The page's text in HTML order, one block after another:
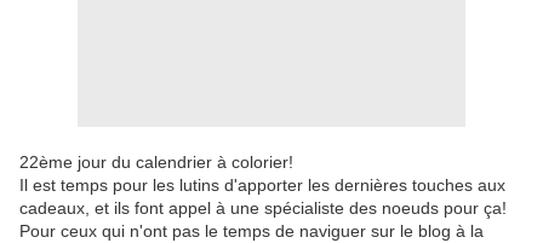
22ème jour du calendrier à colorier!
Il est temps pour les lutins d'apporter les dernières touches aux
cadeaux, et ils font appel à une spécialiste des noeuds pour ça!
Pour ceux qui n'ont pas le temps de naviguer sur le blog à la